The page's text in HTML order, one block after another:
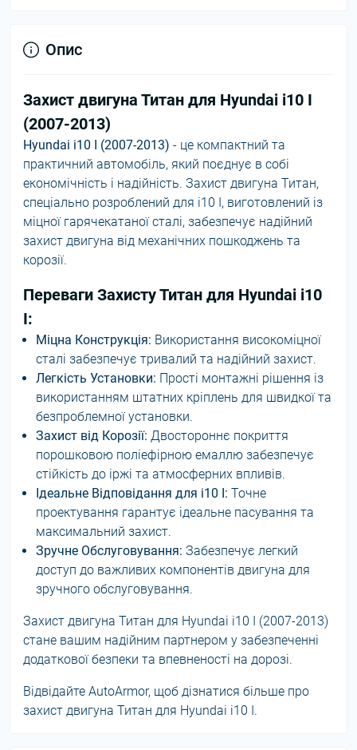
Опис
Захист двигуна Титан для Hyundai i10 I
(2007-2013)
Hyundai i10 I (2007-2013) - це компактний та
практичний автомобіль, який поєднує в собі
економічність і надійність. Захист двигуна Титан,
спеціально розроблений для i10 I, виготовлений із
міцної гарячекатаної сталі, забезпечує надійний
захист двигуна від механічних пошкоджень та
корозії.
Переваги Захисту Титан для Hyundai i10
I:
Міцна Конструкція: Використання високоміцної
сталі забезпечує тривалий та надійний захист.
Легкість Установки: Прості монтажні рішення із
використанням штатних кріплень для швидкої та
безпроблемної установки.
Захист від Корозії: Двостороннє покриття
порошковою поліефірною емаллю забезпечує
стійкість до іржі та атмосферних впливів.
Ідеальне Відповідання для i10 I: Точне
проектування гарантує ідеальне пасування та
максимальний захист.
Зручне Обслуговування: Забезпечує легкий
доступ до важливих компонентів двигуна для
зручного обслуговування.
Захист двигуна Титан для Hyundai i10 I (2007-2013)
стане вашим надійним партнером у забезпеченні
додаткової безпеки та впевненості на дорозі.
Відвідайте AutoArmor, щоб дізнатися більше про
захист двигуна Титан для Hyundai i10 I.